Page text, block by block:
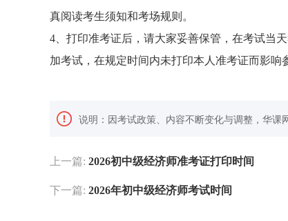
真阅读考生须知和考场规则。
4、打印准考证后，请大家妥善保管，在考试当
加考试，在规定时间内未打印本人准考证而影响
说明：因考试政策、内容不断变化与调整，华课
上一篇: 2026初中级经济师准考证打印时间
下一篇: 2026年初中级经济师考试时间